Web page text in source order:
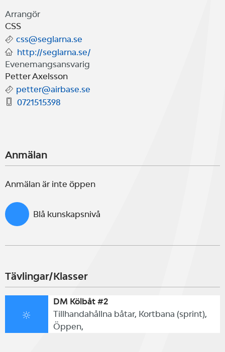
Arrangör
CSS
css@seglarna.se
http://seglarna.se/
Evenemangsansvarig
Petter Axelsson
petter@airbase.se
0721515398
Anmälan
Anmälan är inte öppen
Blå kunskapsnivå
Tävlingar/Klasser
DM Kölbåt #2
Tillhandahållna båtar, Kortbana (sprint),
Öppen,